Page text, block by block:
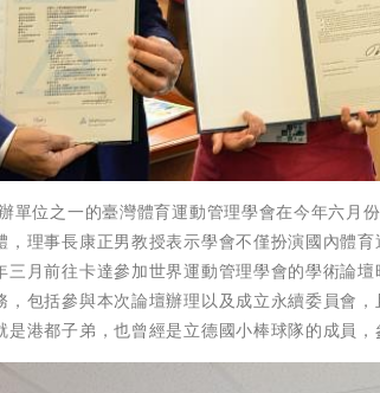
單位之一的臺灣體育運動管理學會在今年六
，理事長康正男教授表示學會不僅扮演國內體
三月前往卡達參加世界運動管理學會的學術論
，包括參與本次論壇辦理以及成立永續委員會
港都子弟，也曾經是立德國小棒球隊的成員，